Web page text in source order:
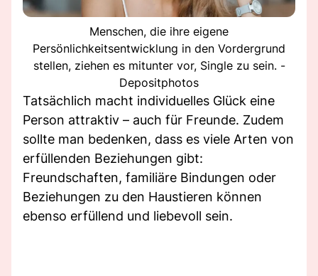
Menschen, die ihre eigene
Persönlichkeitsentwicklung in den Vordergrund
stellen, ziehen es mitunter vor, Single zu sein. -
Depositphotos
Tatsächlich macht individuelles Glück eine
Person attraktiv – auch für Freunde. Zudem
sollte man bedenken, dass es viele Arten von
erfüllenden Beziehungen gibt:
Freundschaften, familiäre Bindungen oder
Beziehungen zu den Haustieren können
ebenso erfüllend und liebevoll sein.